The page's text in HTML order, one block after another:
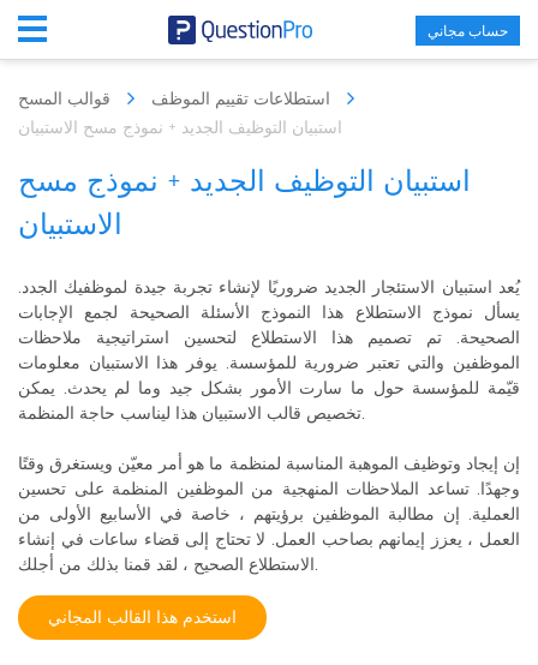
حساب مجاني
استبيان التوظيف الجديد + نموذج مسح الاستبيان
استبيان التوظيف الجديد + نموذج مسح
الاستبيان
يُعد استبيان الاستئجار الجديد ضروريًا لإنشاء تجربة جيدة لموظفيك الجدد.
يسأل نموذج الاستطلاع هذا النموذج الأسئلة الصحيحة لجمع الإجابات
الصحيحة. تم تصميم هذا الاستطلاع لتحسين استراتيجية ملاحظات
الموظفين والتي تعتبر ضرورية للمؤسسة. يوفر هذا الاستبيان معلومات
قيّمة للمؤسسة حول ما سارت الأمور بشكل جيد وما لم يحدث. يمكن
تخصيص قالب الاستبيان هذا ليناسب حاجة المنظمة.
إن إيجاد وتوظيف الموهبة المناسبة لمنظمة ما هو أمر معيّن ويستغرق وقتًا
وجهدًا. تساعد الملاحظات المنهجية من الموظفين المنظمة على تحسين
العملية. إن مطالبة الموظفين برؤيتهم ، خاصة في الأسابيع الأولى من
العمل ، يعزز إيمانهم بصاحب العمل. لا تحتاج إلى قضاء ساعات في إنشاء
الاستطلاع الصحيح ، لقد قمنا بذلك من أجلك.
استخدم هذا القالب المجاني